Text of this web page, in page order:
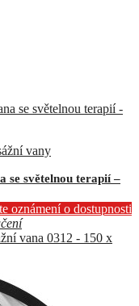
vany
se světelnou terapií –
oznámení o dostupnosti